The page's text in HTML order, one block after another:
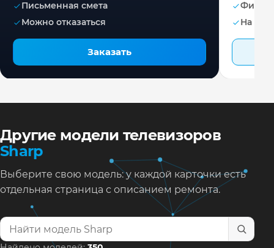
Письменная смета
Можно отказаться
Заказать
На
Другие модели телевизоров
Sharp
Выберите свою модель: у каждой карточки есть
отдельная страница с описанием ремонта.
Найти модель телевизора